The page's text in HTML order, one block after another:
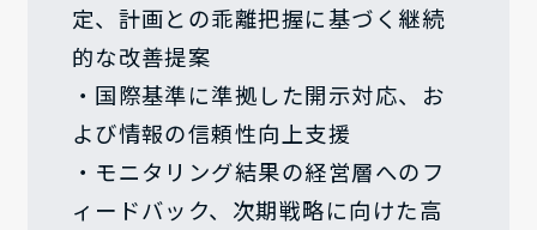
定、計画との乖離把握に基づく継続
的な改善提案
・国際基準に準拠した開示対応、お
よび情報の信頼性向上支援
・モニタリング結果の経営層へのフ
ィードバック、次期戦略に向けた高